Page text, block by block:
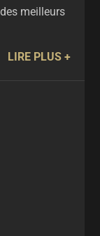
meilleurs
LIRE PLUS